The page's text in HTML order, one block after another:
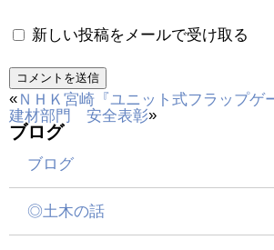
新しい投稿をメールで受け取る
« ＮＨＫ宮崎『ユニット式フラップゲ
建材部門 安全表彰»
ブログ
ブログ
◎土木の話